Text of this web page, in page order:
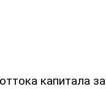
капитала